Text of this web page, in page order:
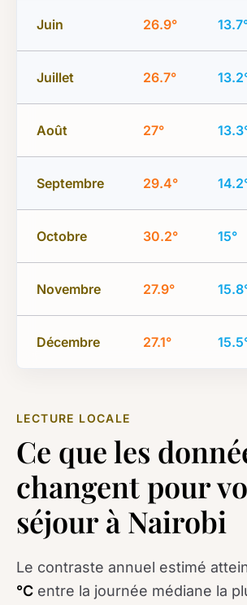
Juin 26.9°
Juillet 26.7°
Août 27°
Septembre 29.4°
Octobre 30.2° 15°
Novembre 27.9°
Décembre 27.1°
LECTURE LOCALE
Ce que les
changent pour
séjour à Nairobi
Le contraste annuel estimé
°C entre la journée médiane la